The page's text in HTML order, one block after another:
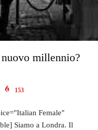
millennio?
153
Female"
Siamo a Londra. Il